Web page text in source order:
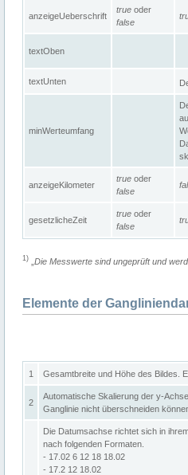
anzeigeUeberschrift
true oder
false
textOben
textUnten
minWerteumfang
anzeigeKilometer
true oder
false
gesetzlicheZeit
true oder
false
1) Die Messwerte sind ungeprüft und
Elemente der
1 Gesamtbreite und Höhe des Bildes.
2
Automatische Skalierung der y-
Ganglinie nicht überschneiden
Die Datumsachse richtet sich in
nach folgenden Formaten.
- 17.02 6 12 18 18.02
- 17.2 12 18.02